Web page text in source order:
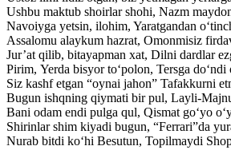
Ushbu maktub shoirlar shohi, Nazm
Navoiyga yetsin, ilohim, Yaratgandan
Assalomu alaykum hazrat, Omonmisiz
Jur’at qilib, bitayapman xat, Dilni dardlar
Pirim, Yerda bisyor to‘polon, Tersga do‘ndi
Siz kashf etgan “oynai jahon” Tafakkurni
Bugun ishqning qiymati bir pul, Layli-
Bani odam endi pulga qul, Qismat go‘yo
Shirinlar shim kiyadi bugun, “Ferrari”da
Nurab bitdi ko‘hi Besutun, Topilmaydi